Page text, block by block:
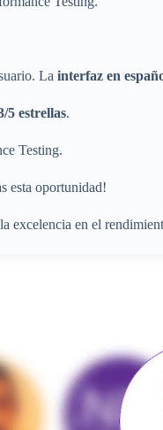
La interfaz en
5 estrellas.
Testing.
esta oportunidad!
excelencia en el